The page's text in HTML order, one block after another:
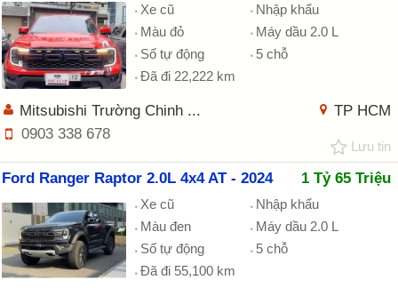
Xe cũ
Nhập khẩu
Màu đỏ
Máy dầu 2.0 L
Số tự động
5 chỗ
Đã đi 22,222 km
TP HCM
Mitsubishi Trường Chinh ...
0903 338 678
Lưu tin
Ford Ranger Raptor 2.0L 4x4 AT - 2024 1 Tỷ 65 Triệu
Xe cũ
Nhập khẩu
Màu đen
Máy dầu 2.0 L
Số tự động
5 chỗ
Đã đi 55,100 km